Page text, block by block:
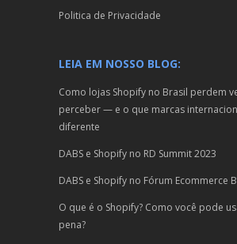
Politica de Privacidade
LEIA EM NOSSO BLOG:
Como lojas Shopify no Brasil perdem
perceber — e o que marcas
diferente
DABS e Shopify no RD Summit 2023
DABS e Shopify no Fórum Ecommerce
O que é o Shopify? Como você pode
pena?